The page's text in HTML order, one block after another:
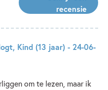
recensie
, Kind (13 jaar) - 24-06-
om te lezen, maar ik